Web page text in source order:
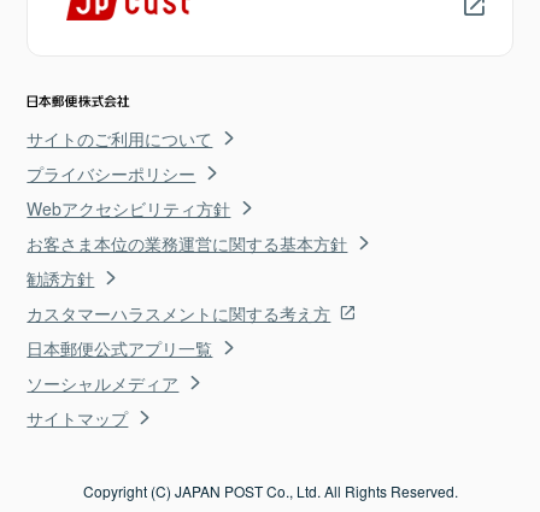
サイトのご利用について
プライバシーポリシー
Webアクセシビリティ方針
お客さま本位の業務運営に関する基本方針
勧誘方針
カスタマーハラスメントに関する考え方
日本郵便公式アプリ一覧
ソーシャルメディア
サイトマップ
Copyright (C) JAPAN POST Co., Ltd. All Rights Reserved.